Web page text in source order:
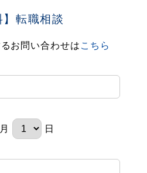
】転職相談
お問い合わせは こちら
月 日